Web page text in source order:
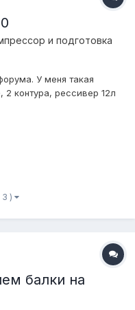
и подготовка
У меня такая
контура, рессивер 12л
нет. Вообщем работал
чуть тише и меня это
)
балки на